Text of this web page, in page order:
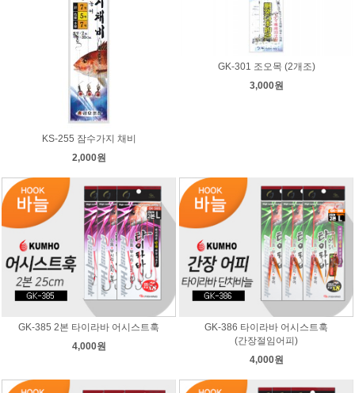
KS-255 잠수가지 채비
2,000원
GK-301 조오목 (2개조)
3,000원
GK-385 2본 타이라바 어시스트훅
4,000원
GK-386 타이라바 어시스트훅
(간장절임어피)
4,000원